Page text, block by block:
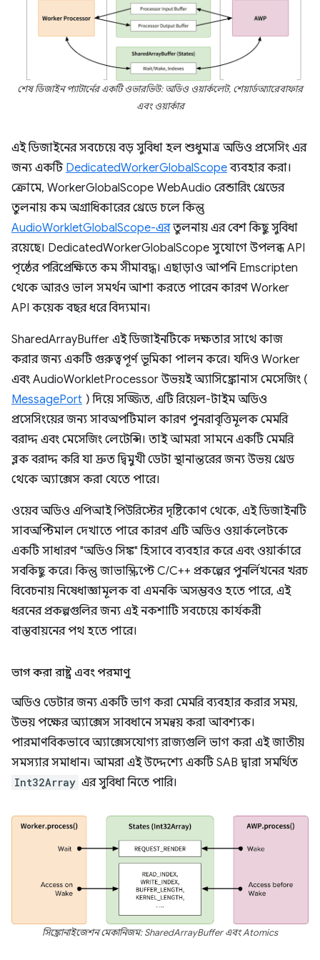
শেষ ডিজাইন প্যাটার্নের একটি ওভারভিউ: অডিও ওয়ার্কলেট, শেয়ার্ডঅ্যারেবাফার
এবং ওয়ার্কার
এই ডিজাইনের সবচেয়ে বড় সুবিধা হল শুধুমাত্র অডিও প্রসেসিং এর
জন্য একটি DedicatedWorkerGlobalScopeব্যবহার করা।
ক্রোমে, WorkerGlobalScope WebAudio রেন্ডারিং থ্রেডের
তুলনায় কম অগ্রাধিকারের থ্রেডে চলে কিন্তু
AudioWorkletGlobalScope-এরতুলনায় এর বেশ কিছু সুবিধা
রয়েছে। DedicatedWorkerGlobalScope সুযোগে উপলব্ধ API
পৃষ্ঠের পরিপ্রেক্ষিতে কম সীমাবদ্ধ। এছাড়াও আপনি Emscripten
থেকে আরও ভাল সমর্থন আশা করতে পারেন কারণ Worker
API কয়েক বছর ধরে বিদ্যমান।
SharedArrayBuffer এই ডিজাইনটিকে দক্ষতার সাথে কাজ
করার জন্য একটি গুরুত্বপূর্ণ ভূমিকা পালন করে। যদিও Worker
এবং AudioWorkletProcessor উভয়ই অ্যাসিঙ্ক্রোনাস মেসেজিং (
MessagePort ) দিয়ে সজ্জিত, এটি রিয়েল-টাইম অডিও
প্রসেসিংয়ের জন্য সাবঅপটিমাল কারণ পুনরাবৃত্তিমূলক মেমরি
বরাদ্দ এবং মেসেজিং লেটেন্সি। তাই আমরা সামনে একটি মেমরি
ব্লক বরাদ্দ করি যা দ্রুত দ্বিমুখী ডেটা স্থানান্তরের জন্য উভয় থ্রেড
থেকে অ্যাক্সেস করা যেতে পারে।
ওয়েব অডিও এপিআই পিউরিস্টের দৃষ্টিকোণ থেকে, এই ডিজাইনটি
সাবঅপ্টিমাল দেখাতে পারে কারণ এটি অডিও ওয়ার্কলেটকে
একটি সাধারণ "অডিও সিঙ্ক" হিসাবে ব্যবহার করে এবং ওয়ার্কারে
সবকিছু করে। কিন্তু জাভাস্ক্রিপ্টে C/C++ প্রকল্পের পুনর্লিখনের খরচ
বিবেচনায় নিষেধাজ্ঞামূলক বা এমনকি অসম্ভবও হতে পারে, এই
ধরনের প্রকল্পগুলির জন্য এই নকশাটি সবচেয়ে কার্যকরী
বাস্তবায়নের পথ হতে পারে।
ভাগ করা রাষ্ট্র এবং পরমাণু
অডিও ডেটার জন্য একটি ভাগ করা মেমরি ব্যবহার করার সময়,
উভয় পক্ষের অ্যাক্সেস সাবধানে সমন্বয় করা আবশ্যক।
পারমাণবিকভাবে অ্যাক্সেসযোগ্য রাজ্যগুলি ভাগ করা এই জাতীয়
সমস্যার সমাধান। আমরা এই উদ্দেশ্যে একটি SAB দ্বারা সমর্থিত
Int32Array এর সুবিধা নিতে পারি।
সিঙ্ক্রোনাইজেশন মেকানিজম: SharedArrayBuffer এবং Atomics